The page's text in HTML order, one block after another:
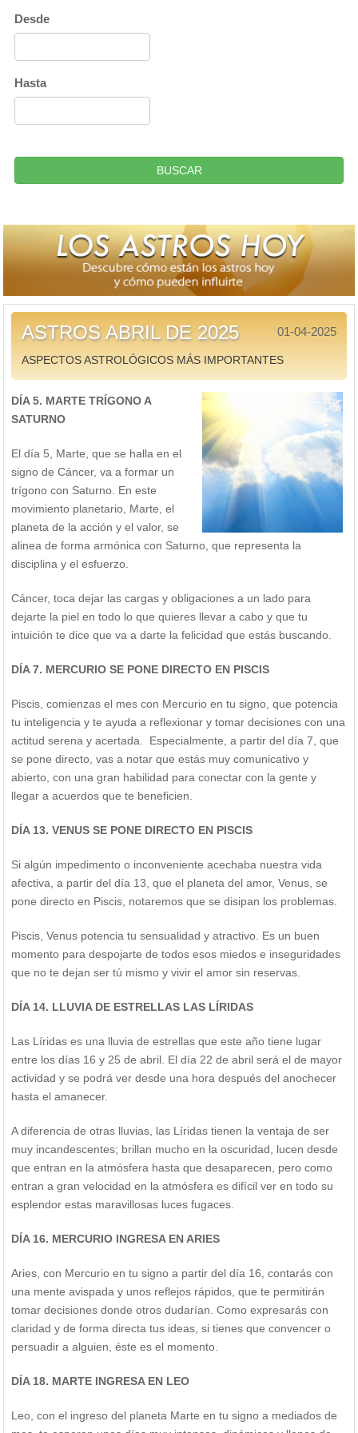
Desde
Hasta
BUSCAR
01-04-2025
ASTROS ABRIL DE 2025
ASPECTOS ASTROLÓGICOS MÁS IMPORTANTES
DÍA 5. MARTE TRÍGONO A
SATURNO
El día 5, Marte, que se halla en el
signo de Cáncer, va a formar un
trígono con Saturno. En este
movimiento planetario, Marte, el
planeta de la acción y el valor, se
alinea de forma armónica con Saturno, que representa la
disciplina y el esfuerzo.
Cáncer, toca dejar las cargas y obligaciones a un lado para
dejarte la piel en todo lo que quieres llevar a cabo y que tu
intuición te dice que va a darte la felicidad que estás buscando.
DÍA 7. MERCURIO SE PONE DIRECTO EN PISCIS
Piscis, comienzas el mes con Mercurio en tu signo, que potencia
tu inteligencia y te ayuda a reflexionar y tomar decisiones con una
actitud serena y acertada. Especialmente, a partir del día 7, que
se pone directo, vas a notar que estás muy comunicativo y
abierto, con una gran habilidad para conectar con la gente y
llegar a acuerdos que te beneficien.
DÍA 13. VENUS SE PONE DIRECTO EN PISCIS
Si algún impedimento o inconveniente acechaba nuestra vida
afectiva, a partir del día 13, que el planeta del amor, Venus, se
pone directo en Piscis, notaremos que se disipan los problemas.
Piscis, Venus potencia tu sensualidad y atractivo. Es un buen
momento para despojarte de todos esos miedos e inseguridades
que no te dejan ser tú mismo y vivir el amor sin reservas.
DÍA 14. LLUVIA DE ESTRELLAS LAS LÍRIDAS
Las Líridas es una lluvia de estrellas que este año tiene lugar
entre los días 16 y 25 de abril. El día 22 de abril será el de mayor
actividad y se podrá ver desde una hora después del anochecer
hasta el amanecer.
A diferencia de otras lluvias, las Líridas tienen la ventaja de ser
muy incandescentes; brillan mucho en la oscuridad, lucen desde
que entran en la atmósfera hasta que desaparecen, pero como
entran a gran velocidad en la atmósfera es difícil ver en todo su
esplendor estas maravillosas luces fugaces.
DÍA 16. MERCURIO INGRESA EN ARIES
Aries, con Mercurio en tu signo a partir del día 16, contarás con
una mente avispada y unos reflejos rápidos, que te permitirán
tomar decisiones donde otros dudarían. Como expresarás con
claridad y de forma directa tus ideas, si tienes que convencer o
persuadir a alguien, éste es el momento.
DÍA 18. MARTE INGRESA EN LEO
Leo, con el ingreso del planeta Marte en tu signo a mediados de